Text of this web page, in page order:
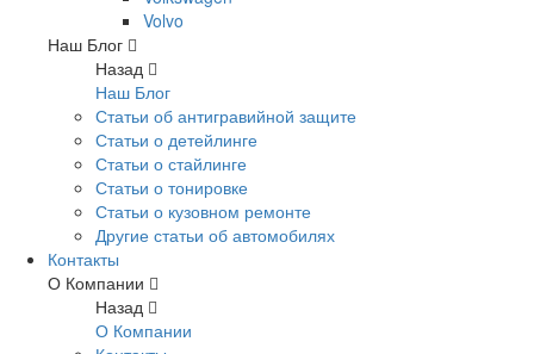
Volvo
Наш Блог
Назад
Наш Блог
Статьи об антигравийной защите
Статьи о детейлинге
Статьи о стайлинге
Статьи о тонировке
Статьи о кузовном ремонте
Другие статьи об автомобилях
Контакты
О Компании
Назад
О Компании